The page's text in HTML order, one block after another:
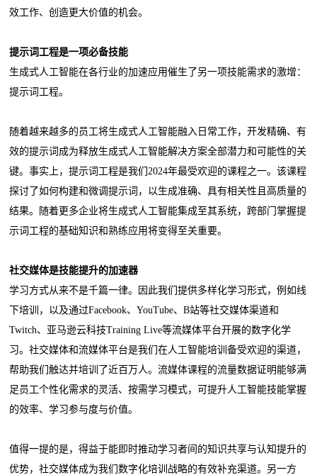
效工作、创造更大价值的机会。
提示词工程是一项必备技能
生成式人工智能在各行业的加速应用催生了另一项技能需求的激增：
提示词工程。
随着越来越多的员工将生成式人工智能融入日常工作，开发精确、有
效的提示词成为释放生成式人工智能解决方案全部潜力和可能性的关
键。事实上，提示词工程是我们2024年最受欢迎的课程之一。该课程
探讨了如何构建和微调提示词，以生成准确、具有相关性且高质量的
结果。随着更多企业将生成式人工智能集成至其系统，跨部门掌握提
示词工程的基础知识和熟练应用将变得至关重要。
社交媒体是技能提升的加速器
学习方式从来不是千篇一律。因此我们提供多样化学习形式，例如线
下培训，以及通过Facebook、YouTube、B站等社交媒体渠道和
Twitch、亚马逊云科技Training Live等流媒体平台开展的数字化学
习。社交媒体和流媒体平台是我们在人工智能培训备受欢迎的渠道，
帮助我们触达并培训了近百万人。流媒体课程的流量数据证明能够满
足员工个性化需求的灵活、按需学习模式，可提升人工智能技能掌握
的效率、学习参与度与价值。
值得一提的是，得益于能即时推动学习者间的知识共享与认知提升的
优势，社交媒体成为我们数字化培训战略的有效补充渠道。另一方